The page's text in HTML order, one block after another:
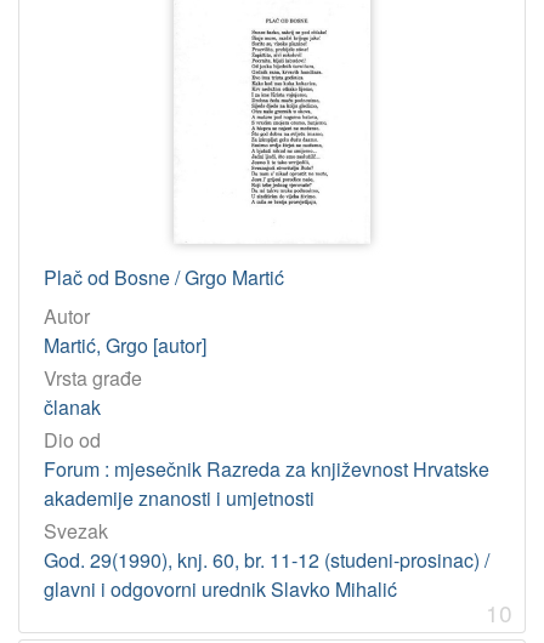
Plač od Bosne / Grgo Martić
Autor
Martić, Grgo [autor]
Vrsta građe
članak
Dio od
Forum : mjesečnik Razreda za književnost Hrvatske
akademije znanosti i umjetnosti
Svezak
God. 29(1990), knj. 60, br. 11-12 (studeni-prosinac) /
glavni i odgovorni urednik Slavko Mihalić
10